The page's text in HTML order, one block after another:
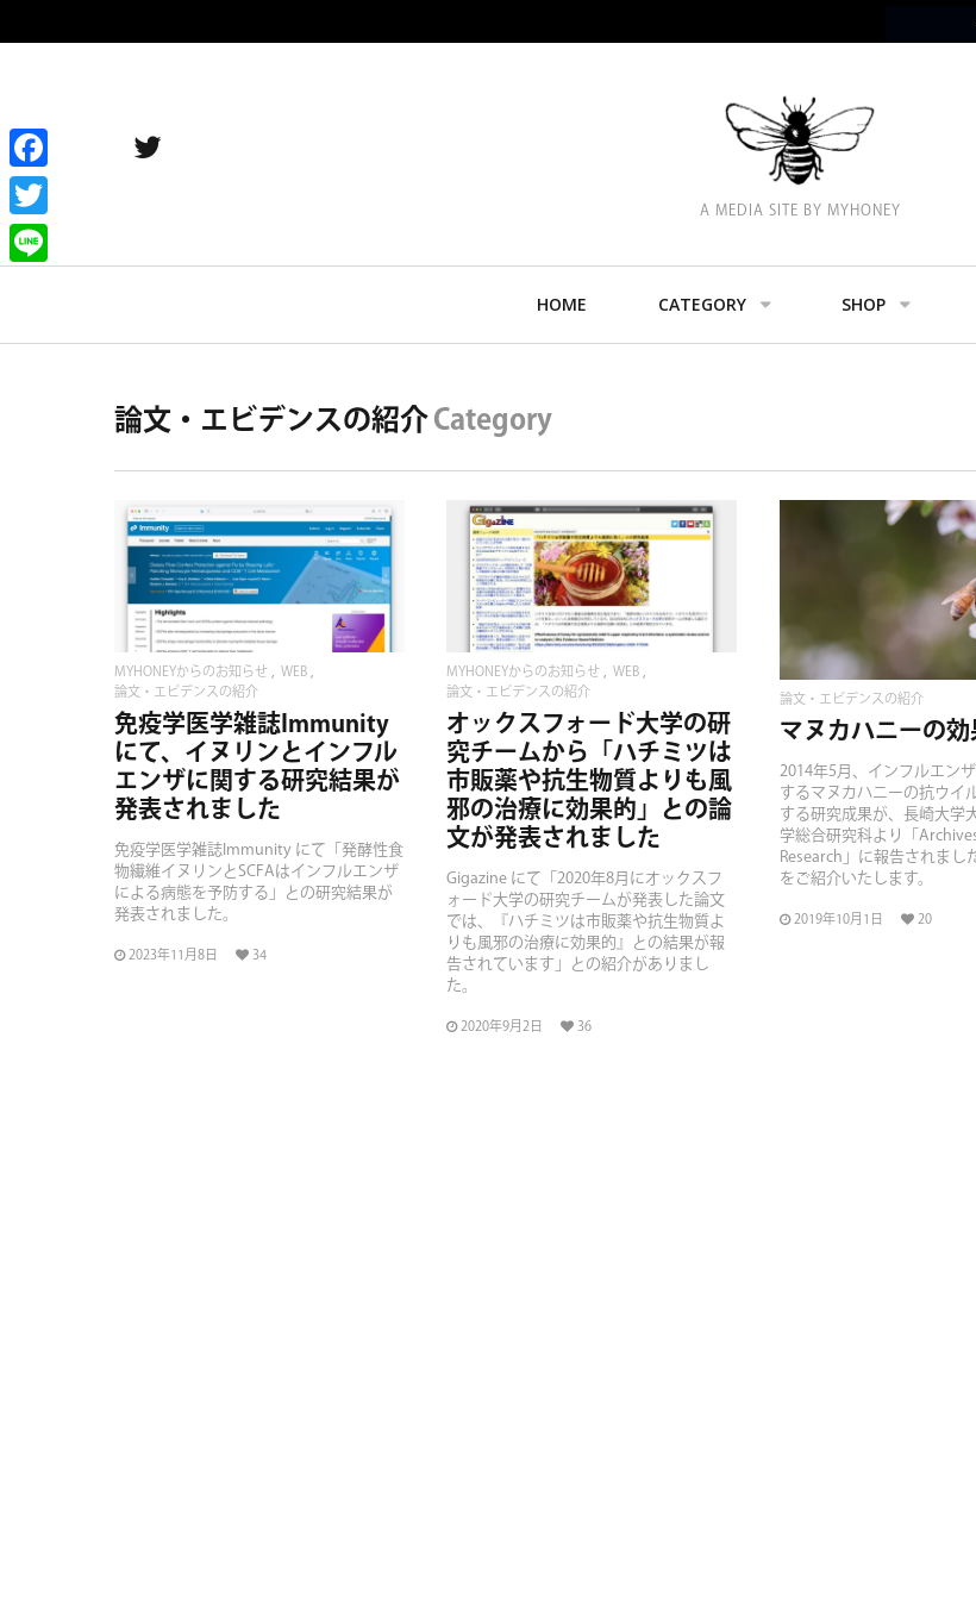
商品別
A MEDIA SITE BY MYHONEY
HOME CATEGORY SHOP
論文・エビデンスの紹介Category
READ MORE
MYHONEYからのお知らせ
WEB
論文・エビデンスの紹介
免疫学医学雑誌Immunity
にて、イヌリンとインフル
エンザに関する研究結果が
発表されました
免疫学医学雑誌Immunity にて「発酵性食
物繊維イヌリンとSCFAはインフルエンザ
による病態を予防する」との研究結果が
発表されました。
2023年11月8日 34
READ MORE
MYHONEYからのお知らせ
WEB
論文・エビデンスの紹介
オックスフォード大学の研
究チームから「ハチミツは
市販薬や抗生物質よりも風
邪の治療に効果的」との論
文が発表されました
Gigazine にて「2020年8月にオックスフ
ォード大学の研究チームが発表した論文
では、『ハチミツは市販薬や抗生物質よ
りも風邪の治療に効果的』との結果が報
告されています」との紹介がありまし
た。
2020年9月2日 36
READ MORE
論文・エビデンスの紹介
マヌカハニーの
2014年5月、インフルエン
するマヌカハニーの抗ウイ
する研究成果が、長崎大学
学総合研究科より「
Research」に報告されまし
をご紹介いたします。
2019年10月1日 20
Facebook
Twitter